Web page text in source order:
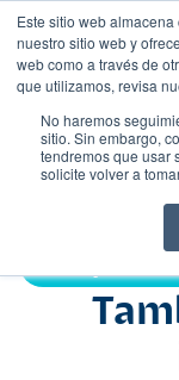
Este sitio web
nuestro sitio web y
web como a través de
que utilizamos, revisa
No haremos
sitio. Sin embargo,
tendremos que usar
solicite volver a
Nombre